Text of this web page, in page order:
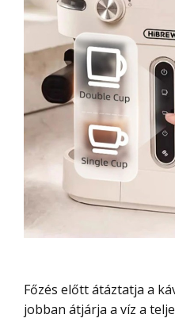
Főzés előtt átáztatja a kávét, hogy főzés közben
jobban átjárja a víz a